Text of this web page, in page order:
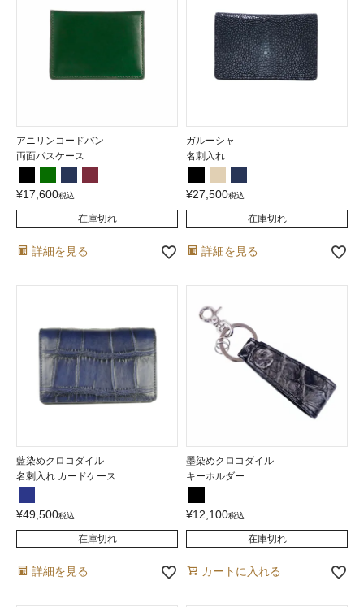
アニリンコードバン
両面パスケース
¥17,600税込
在庫切れ
詳細を見る
ガルーシャ
名刺入れ
¥27,500税込
在庫切れ
詳細を見る
藍染めクロコダイル
名刺入れ カードケース
¥49,500税込
在庫切れ
詳細を見る
墨染めクロコダイル
キーホルダー
¥12,100税込
在庫切れ
カートに入れる